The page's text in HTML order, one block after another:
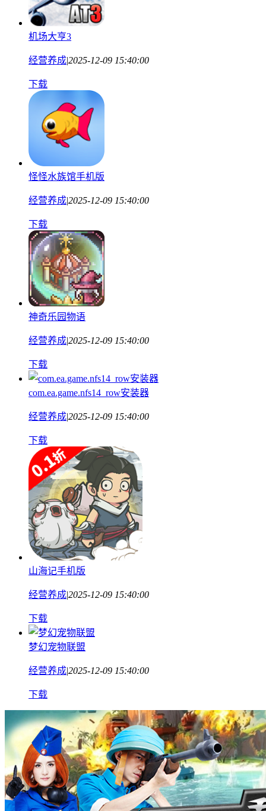
机场大亨3
经营养成|2025-12-09 15:40:00
下载
怪怪水族馆手机版
经营养成|2025-12-09 15:40:00
下载
神奇乐园物语
经营养成|2025-12-09 15:40:00
下载
com.ea.game.nfs14_row安装器
经营养成|2025-12-09 15:40:00
下载
山海记手机版
经营养成|2025-12-09 15:40:00
下载
梦幻宠物联盟
经营养成|2025-12-09 15:40:00
下载